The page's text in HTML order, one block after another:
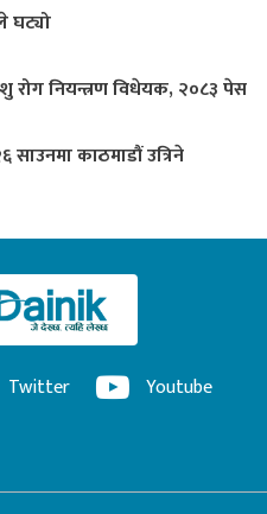
घट्यो
रोग नियन्त्रण विधेयक, २०८३ पेस
साउनमा काठमाडौं उत्रिने
Twitter Youtube